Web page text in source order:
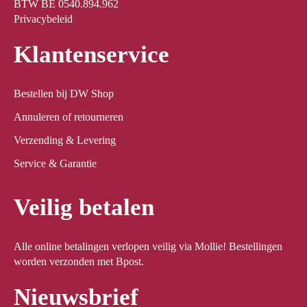
BTW BE 0540.894.962
Privacybeleid
Klantenservice
Bestellen bij DW Shop
Annuleren of retourneren
Verzending & Levering
Service & Garantie
Veilig betalen
Alle online betalingen verlopen veilig via Mollie! Bestellingen
worden verzonden met Bpost.
Nieuwsbrief